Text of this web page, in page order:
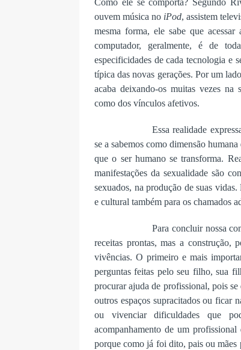
Como ele se comporta? Segundo
ouvem música no iPod, assistem
mesma forma, ele sabe que acessar
computador, geralmente, é de
especificidades de cada tecnologia e
típica das novas gerações. Por um
acaba deixando-os muitas vezes na
como dos vínculos afetivos.
Essa realidade
se a sabemos como dimensão
que o ser humano se transforma.
manifestações da sexualidade são
sexuados, na produção de suas
e cultural também para os chamados
Para concluir nossa
receitas prontas, mas a construção,
vivências. O primeiro e mais
perguntas feitas pelo seu filho, sua
procurar ajuda de profissional, pois se
outros espaços supracitados ou ficar
ou vivenciar dificuldades que
acompanhamento de um
porque como já foi dito, pais ou mães